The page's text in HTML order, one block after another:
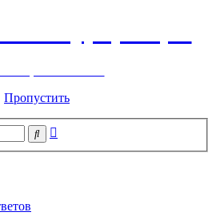
Пропустить
Поиск